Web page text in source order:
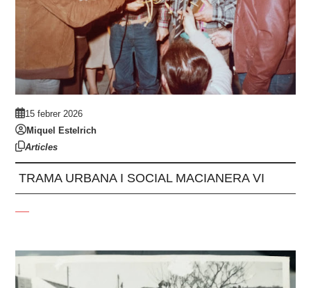
15 febrer 2026
Miquel Estelrich
Articles
TRAMA URBANA I SOCIAL MACIANERA VI